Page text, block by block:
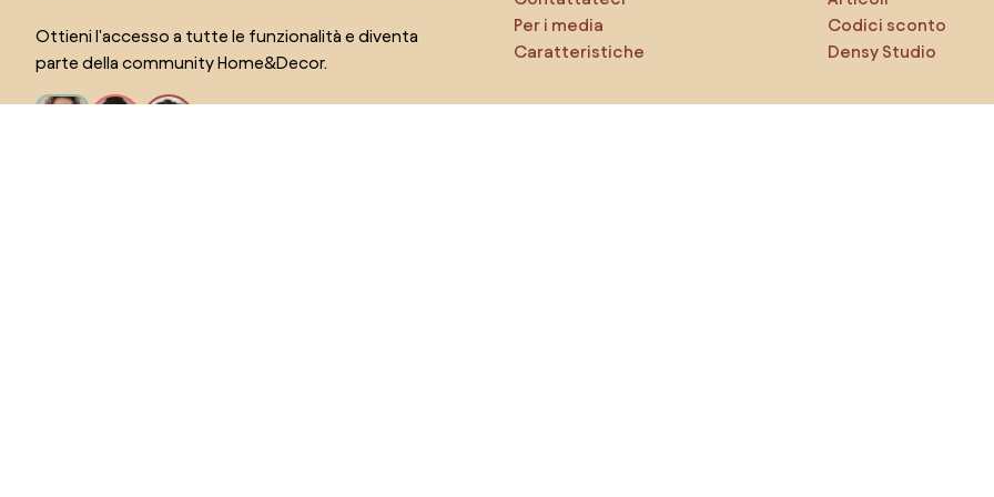
Ottieni l'accesso a tutte le funzionalità e diventa
parte della community Home&Decor.
Per i media
Caratteristiche
Codici sconto
Densy Studio